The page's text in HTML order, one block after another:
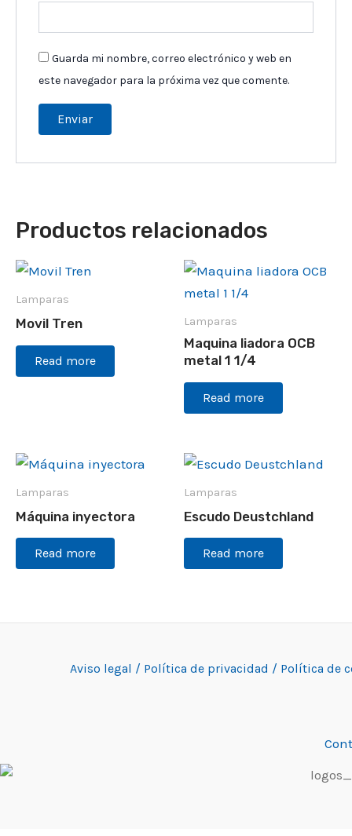
Guarda mi nombre, correo electrónico y web en
este navegador para la próxima vez que comente.
Productos relacionados
Lamparas
Movil Tren
Read more
Lamparas
Maquina liadora OCB
metal 1 1/4
Read more
Lamparas
Máquina inyectora
Read more
Lamparas
Escudo Deustchland
Read more
Aviso legal / Política de privacidad / Política de